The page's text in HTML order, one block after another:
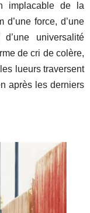
implacable de la
d’une force, d’une
universalité
de cri de colère,
lueurs traversent
après les derniers